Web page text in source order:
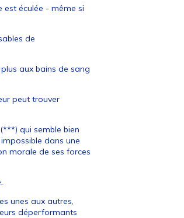
est éculée - même si
de
aux bains de sang
peut trouver
qui semble bien
dans une
morale de ses forces
unes aux autres,
déperformants